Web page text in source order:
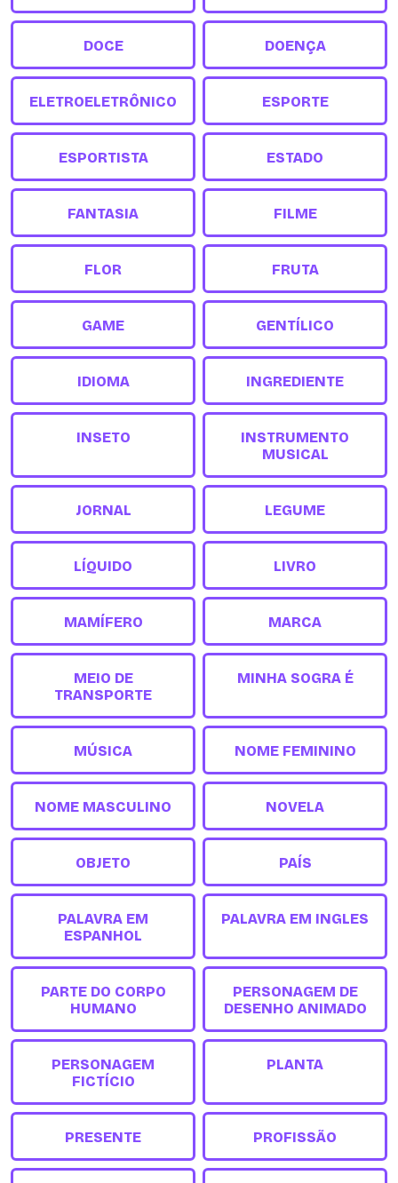
DOCE DOENÇA
ELETROELETRÔNICO ESPORTE
ESPORTISTA ESTADO
FANTASIA FILME
FLOR FRUTA
GAME GENTÍLICO
IDIOMA INGREDIENTE
INSETO
INSTRUMENTO
MUSICAL
JORNAL LEGUME
LÍQUIDO LIVRO
MAMÍFERO MARCA
MEIO DE
TRANSPORTE
MINHA SOGRA É
MÚSICA NOME FEMININO
NOME MASCULINO NOVELA
OBJETO PAÍS
PALAVRA EM
ESPANHOL
PALAVRA EM INGLES
PARTE DO CORPO
HUMANO
PERSONAGEM DE
DESENHO ANIMADO
PERSONAGEM
FICTÍCIO
PLANTA
PRESENTE PROFISSÃO